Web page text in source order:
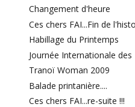
Changement d'heure
Ces chers FAI...Fin de
Habillage du Printemps
Journée Internationale des
Tranoï Woman 2009
Balade printanière....
Ces chers FAI...re-suite !!!